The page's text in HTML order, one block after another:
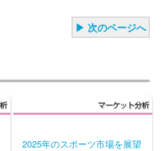
▶ 次のページへ
2025年のスポーツ市場を展望